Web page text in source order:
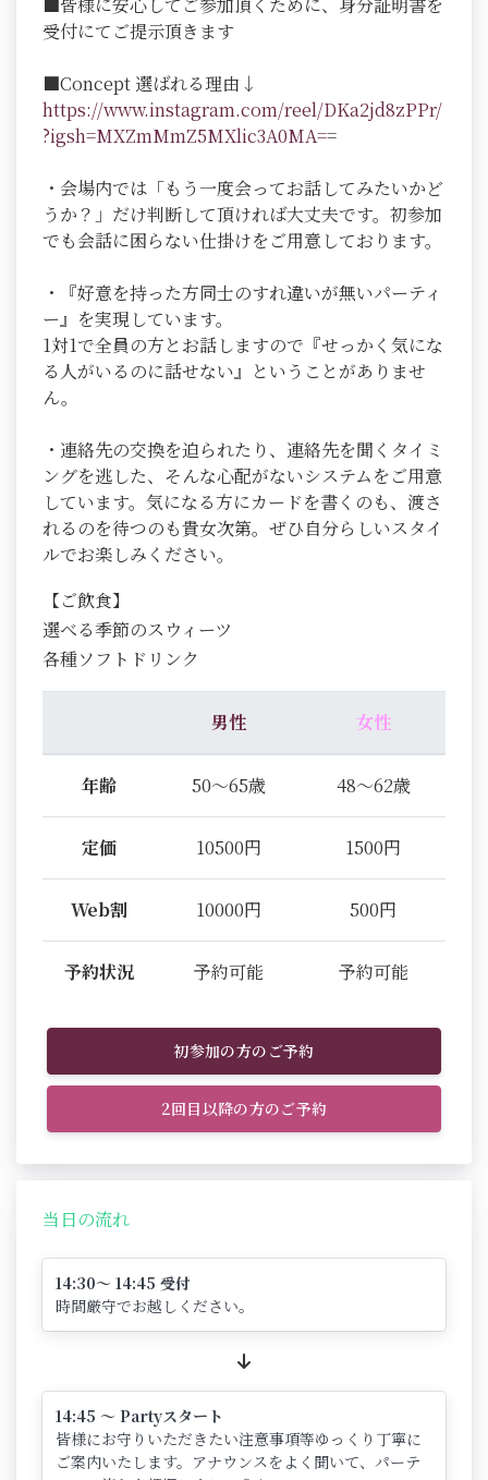
■皆様に安心してご参加頂くために、身分証明書を
受付にてご提示頂きます
■Concept 選ばれる理由↓
https://www.instagram.com/reel/DKa2jd8zPPr/
?igsh=MXZmMmZ5MXlic3A0MA==
・会場内では「もう一度会ってお話してみたいかど
うか？」だけ判断して頂ければ大丈夫です。初参加
でも会話に困らない仕掛けをご用意しております。
・『好意を持った方同士のすれ違いが無いパーティ
ー』を実現しています。
1対1で全員の方とお話しますので『せっかく気にな
る人がいるのに話せない』ということがありませ
ん。
・連絡先の交換を迫られたり、連絡先を聞くタイミ
ングを逃した、そんな心配がないシステムをご用意
しています。気になる方にカードを書くのも、渡さ
れるのを待つのも貴女次第。ぜひ自分らしいスタイ
ルでお楽しみください。
【ご飲食】
選べる季節のスウィーツ
各種ソフトドリンク
男性 女性
年齢 50～65歳 48～62歳
定価 10500円 1500円
Web割 10000円 500円
予約状況 予約可能 予約可能
初参加の方のご予約
2回目以降の方のご予約
当日の流れ
14:30～ 14:45 受付
時間厳守でお越しください。
14:45 ～ Partyスタート
皆様にお守りいただきたい注意事項等ゆっくり丁寧に
ご案内いたします。アナウンスをよく聞いて、パーテ